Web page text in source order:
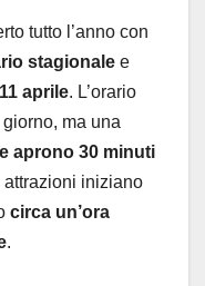
tutto l’anno con
stagionale e
11 aprile. L’orario
ma una
aprono 30 minuti
attrazioni iniziano
circa un’ora
.